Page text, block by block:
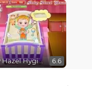
Baby Hazel Hygiene 6.6